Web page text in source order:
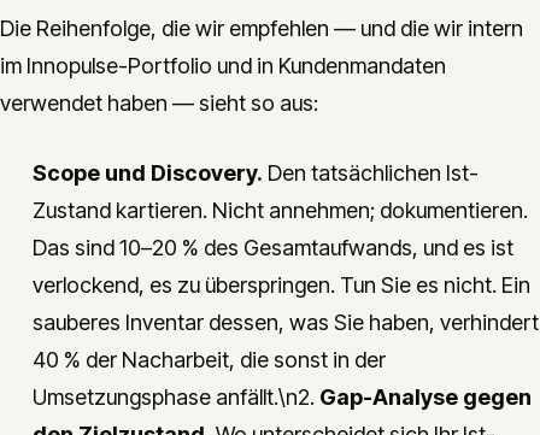
Die Reihenfolge, die wir empfehlen — und die wir intern
im Innopulse-Portfolio und in Kundenmandaten
verwendet haben — sieht so aus:
Scope und Discovery. Den tatsächlichen Ist-
Zustand kartieren. Nicht annehmen; dokumentieren.
Das sind 10–20 % des Gesamtaufwands, und es ist
verlockend, es zu überspringen. Tun Sie es nicht. Ein
sauberes Inventar dessen, was Sie haben, verhindert
40 % der Nacharbeit, die sonst in der
Umsetzungsphase anfällt.\n2. Gap-Analyse gegen